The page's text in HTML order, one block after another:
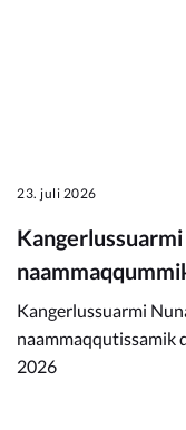
23. juli 2026
Kangerlussuarmi
naammaqqutissamik
2026